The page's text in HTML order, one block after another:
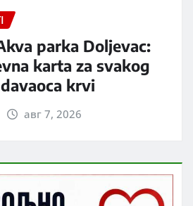
parka Doljevac:
karta za svakog
krvi
авг 7, 2026